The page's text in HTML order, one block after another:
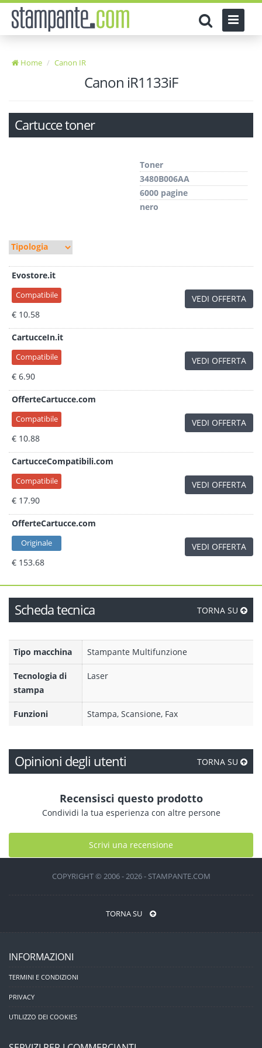
Home Canon IR
Canon iR1133iF
Cartucce toner
Toner
3480B006AA
6000 pagine
nero
Evostore.it
Compatibile
€ 10.58
VEDI OFFERTA
CartucceIn.it
Compatibile
€ 6.90
VEDI OFFERTA
OfferteCartucce.com
Compatibile
€ 10.88
VEDI OFFERTA
CartucceCompatibili.com
Compatibile
€ 17.90
VEDI OFFERTA
OfferteCartucce.com
Originale
€ 153.68
VEDI OFFERTA
Scheda tecnica TORNA SU
Tipo macchina Stampante Multifunzione
Tecnologia di
stampa
Laser
Funzioni Stampa, Scansione, Fax
Opinioni degli utenti TORNA SU
Recensisci questo prodotto
Condividi la tua esperienza con altre persone
Scrivi una recensione
COPYRIGHT © 2006 - 2026 - STAMPANTE.COM
TORNA SU
INFORMAZIONI
TERMINI E CONDIZIONI
PRIVACY
UTILIZZO DEI COOKIES